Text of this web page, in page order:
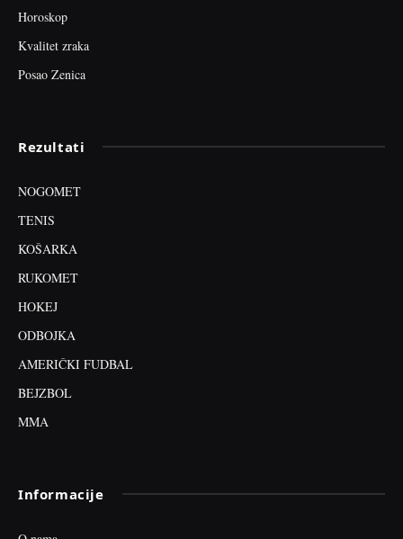
Horoskop
Kvalitet zraka
Posao Zenica
Rezultati
NOGOMET
TENIS
KOŠARKA
RUKOMET
HOKEJ
ODBOJKA
AMERIČKI FUDBAL
BEJZBOL
MMA
Informacije